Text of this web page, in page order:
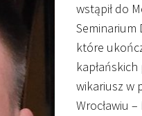
wstąpił do
Seminarium
które
wikariusz w
Wrocławiu